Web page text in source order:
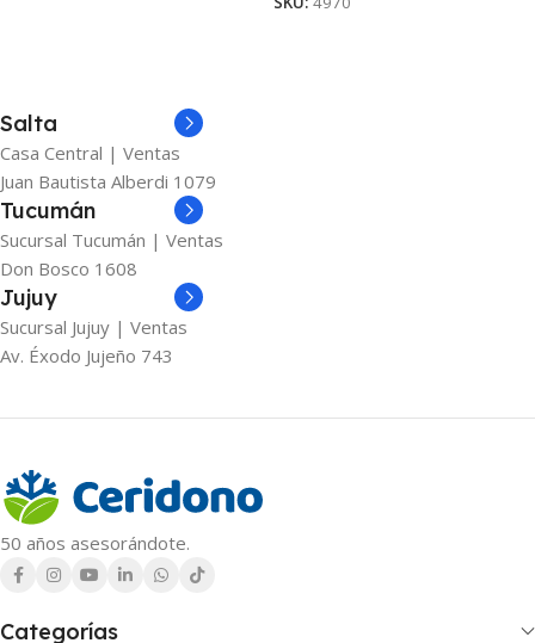
Salta
Casa Central | Ventas
Juan Bautista Alberdi 1079
Tucumán
Sucursal Tucumán | Ventas
Don Bosco 1608
Jujuy
Sucursal Jujuy | Ventas
Av. Éxodo Jujeño 743
50 años asesorándote.
Categorías